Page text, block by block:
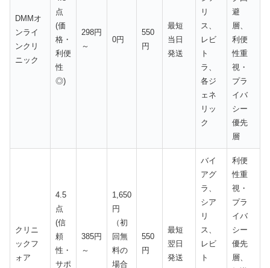
DMMオ
ンライ
ンクリ
ニック
点
(価
格・
利便
性
◎)
298円
～
0円
550
円
最短
当日
発送
リ
ス、
レビ
ト
ラ、
各ジ
ェネ
リッ
ク
避
層、
利便
性重
視・
プラ
イバ
シー
優先
層
クリニ
ックフ
ォア
4.5
点
(信
頼
性・
サポ
385円
～
1,650
円
（初
回無
料の
場合
550
円
最短
翌日
発送
バイ
アグ
ラ、
シア
リ
ス、
レビ
ト
利便
性重
視・
プラ
イバ
シー
優先
層、